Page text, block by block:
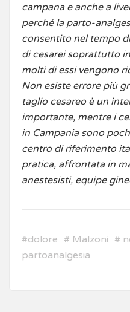
campana e anche a
perché la parto-
consentito nel tempo
di cesarei soprattutto
molti di essi vengono
Non esiste errore più
taglio cesareo è un
importante, mentre i
in Campania sono
centro di riferimento
pratica, affrontata in
anestesisti, equipe
#dolore # Malzoni #
partoanalgesia